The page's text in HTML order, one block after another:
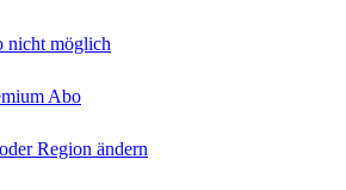
nicht möglich
Abo
Region ändern